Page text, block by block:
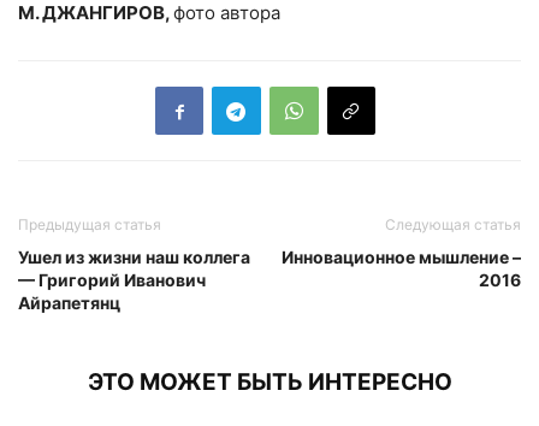
М. ДЖАНГИРОВ,фото автора
Предыдущая статья
Ушел из жизни наш коллега
— Григорий Иванович
Айрапетянц
Следующая статья
Инновационное мышление –
2016
ЭТО МОЖЕТ БЫТЬ ИНТЕРЕСНО